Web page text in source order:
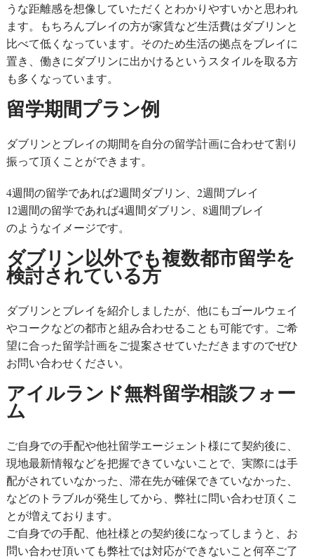
うな距離感を想像していただくとわかりやすいかと思われ
ます。もちろんブレイの方が家賃など生活費はダブリンと
比べて低くなっています。そのため生活の拠点をブレイに
置き、働きにダブリンに出かけるというスタイルを取る方
も多くなっています。
留学期間プラン例
ダブリンとブレイの期間を自分の留学計画に合わせて割り
振って頂くことができます。
4週間の留学であれば2週間ダブリン、2週間ブレイ
12週間の留学であれば4週間ダブリン、8週間ブレイ
のようなイメージです。
ダブリン以外でも複数都市留学を
検討されている方
ダブリンとブレイを紹介しましたが、他にもゴールウェイ
やコークなどの都市と組み合わせることも可能です。ご希
望に合った留学計画をご提案させていただきますのでぜひ
お問い合わせください。
アイルランド無料留学相談フォー
ム
ご自身での手配や他社留学エージェント様にて契約後に、
現地最新情報などを把握できていないことで、実際には手
配がされていなかった、滞在先が確保できていなかった、
などのトラブルが発生してから、弊社に問い合わせ頂くこ
とが増えております。
ご自身での手配、他社様との契約後になってしまうと、お
問い合わせ頂いても弊社では対応ができないこと何卒ご了